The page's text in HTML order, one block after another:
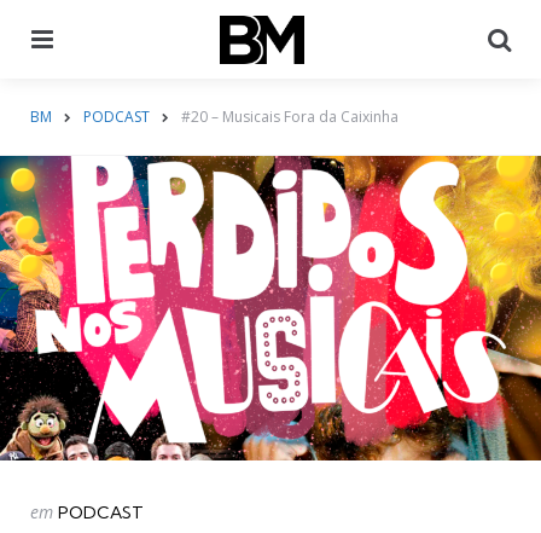
BM PODCAST #20 – Musicais Fora da Caixinha
Categorias
Postado
em PODCAST